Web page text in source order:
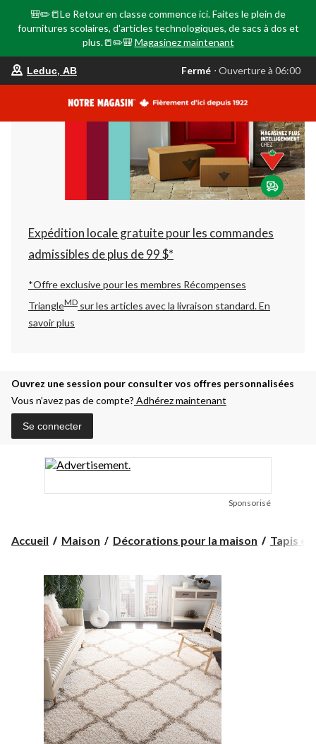
🎒✏️📒Le Retour en classe commence ici. Faites le plein de
fournitures scolaires, d'articles technologiques, de sacs à dos et
plus.📒✏️🎒 Magasinez maintenant
votre
est
AB,
Fermé,
Ouverture
à
06:00
changer
Leduc, AB Fermé ⋅ Ouverture à 06:00
Expédition locale gratuite pour les commandes
admissibles de plus de 99 $*
*Offre exclusive pour les membres Récompenses
TriangleMD sur les articles avec la livraison standard.En
savoir plus
Ouvrez une session pour consulter vos offres personnalisées
Vous n’avez pas de compte? Adhérez maintenant
Se connecter
Sponsorisé
Accueil Maison Décorations pour la maison Tapis et